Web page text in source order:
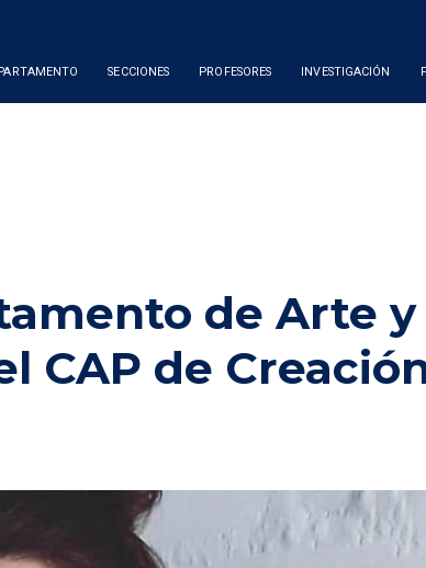
SECCIONES PROFESORES INVESTIGACIÓN
de Arte y
CAP de